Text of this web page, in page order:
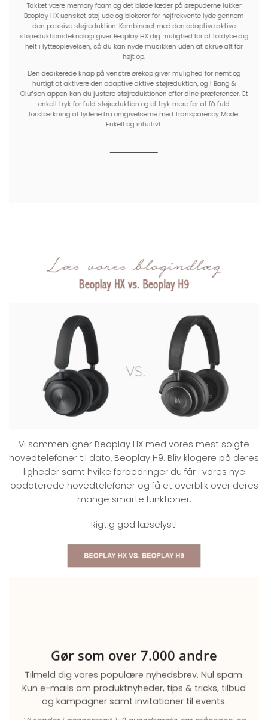
Takket være memory foam og det bløde læder på ørepuderne lukker
Beoplay HX uønsket støj ude og blokerer for højfrekvente lyde gennem
den passive støjreduktion. Kombineret med den adaptive aktive
støjreduktionsteknologi giver Beoplay HX dig mulighed for at fordybe dig
helt i lytteoplevelsen, så du kan nyde musikken uden at skrue alt for
højt op.
Den dedikerede knap på venstre ørekop giver mulighed for nemt og
hurtigt at aktivere den adaptive aktive støjreduktion, og i Bang &
Olufsen appen kan du justere støjreduktionen efter dine præferencer. Et
enkelt tryk for fuld støjreduktion og et tryk mere for at få fuld
forstærkning af lydene fra omgivelserne med Transparency Mode.
Enkelt og intuitivt.
Vi sammenligner Beoplay HX med vores mest solgte
hovedtelefoner til dato, Beoplay H9. Bliv klogere på deres
ligheder samt hvilke forbedringer du får i vores nye
opdaterede hovedtelefoner og få et overblik over deres
mange smarte funktioner.
Rigtig god læselyst!
Gør som over 7.000 andre
Tilmeld dig vores populære nyhedsbrev. Nul spam.
Kun e-mails om produktnyheder, tips & tricks, tilbud
og kampagner samt invitationer til events.